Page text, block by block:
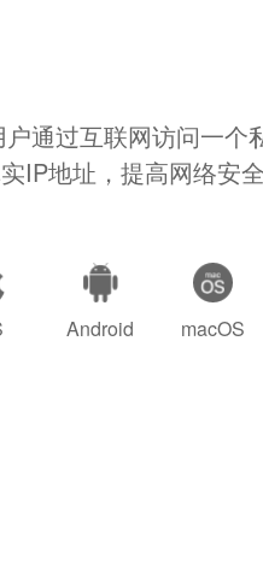
通过互联网访问一个
IP地址，提高网络安
Android macOS